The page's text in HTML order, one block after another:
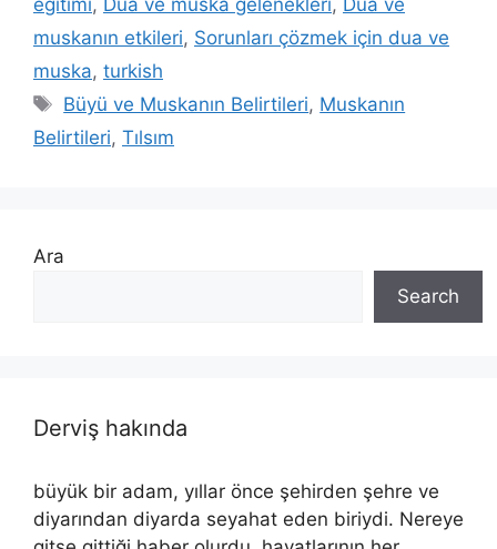
muskanın etkileri, Sorunları çözmek için dua ve
muska, turkish
Büyü ve Muskanın Belirtileri, Muskanın
Belirtileri, Tılsım
Ara
Search
Derviş hakında
büyük bir adam, yıllar önce şehirden şehre ve
diyarından diyarda seyahat eden biriydi. Nereye